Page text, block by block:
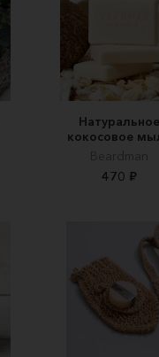
Натуральное
кокосовое
Beardman
470 ₽